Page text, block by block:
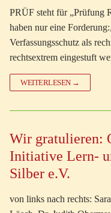
PRÜF steht für „Prüfung
haben nur eine
Verfassungsschutz als
rechtsextrem eingestuft
WEITERLESEN →
Wir gratulieren:
Initiative Lern-
Silber e.V.
von links nach rechts: